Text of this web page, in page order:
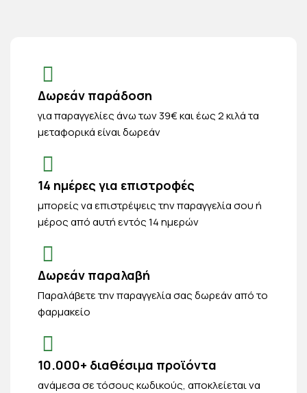
Δωρεάν παράδοση
για παραγγελίες άνω των 39€ και έως 2 κιλά τα
μεταφορικά είναι δωρεάν
14 ημέρες για επιστροφές
μπορείς να επιστρέψεις την παραγγελία σου ή
μέρος από αυτή εντός 14 ημερών
Δωρεάν παραλαβή
Παραλάβετε την παραγγελία σας δωρεάν από το
φαρμακείο
10.000+ διαθέσιμα προϊόντα
ανάμεσα σε τόσους κωδικούς, αποκλείεται να